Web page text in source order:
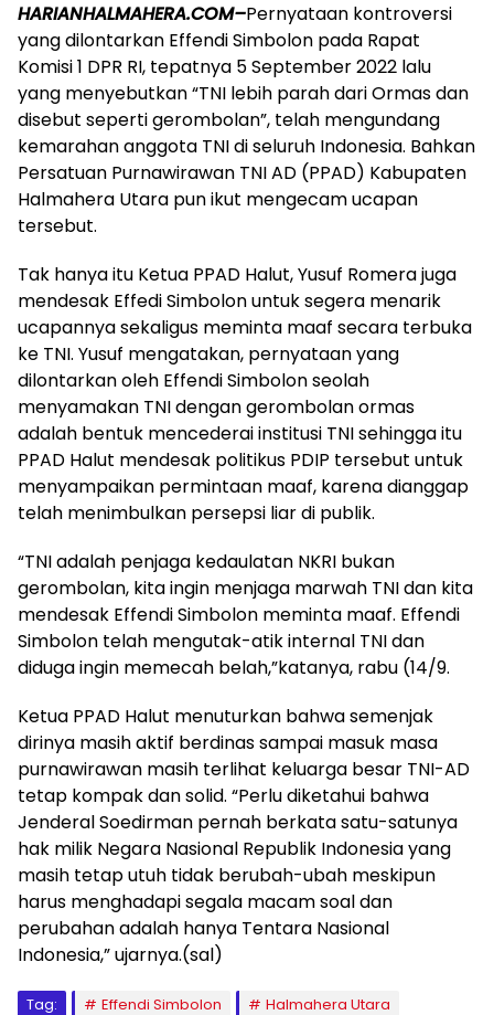
HARIANHALMAHERA.COM–Pernyataan kontroversi
yang dilontarkan Effendi Simbolon pada Rapat
Komisi 1 DPR RI, tepatnya 5 September 2022 lalu
yang menyebutkan “TNI lebih parah dari Ormas dan
disebut seperti gerombolan”, telah mengundang
kemarahan anggota TNI di seluruh Indonesia. Bahkan
Persatuan Purnawirawan TNI AD (PPAD) Kabupaten
Halmahera Utara pun ikut mengecam ucapan
tersebut.
Tak hanya itu Ketua PPAD Halut, Yusuf Romera juga
mendesak Effedi Simbolon untuk segera menarik
ucapannya sekaligus meminta maaf secara terbuka
ke TNI. Yusuf mengatakan, pernyataan yang
dilontarkan oleh Effendi Simbolon seolah
menyamakan TNI dengan gerombolan ormas
adalah bentuk mencederai institusi TNI sehingga itu
PPAD Halut mendesak politikus PDIP tersebut untuk
menyampaikan permintaan maaf, karena dianggap
telah menimbulkan persepsi liar di publik.
“TNI adalah penjaga kedaulatan NKRI bukan
gerombolan, kita ingin menjaga marwah TNI dan kita
mendesak Effendi Simbolon meminta maaf. Effendi
Simbolon telah mengutak-atik internal TNI dan
diduga ingin memecah belah,”katanya, rabu (14/9.
Ketua PPAD Halut menuturkan bahwa semenjak
dirinya masih aktif berdinas sampai masuk masa
purnawirawan masih terlihat keluarga besar TNI-AD
tetap kompak dan solid. “Perlu diketahui bahwa
Jenderal Soedirman pernah berkata satu-satunya
hak milik Negara Nasional Republik Indonesia yang
masih tetap utuh tidak berubah-ubah meskipun
harus menghadapi segala macam soal dan
perubahan adalah hanya Tentara Nasional
Indonesia,” ujarnya.(sal)
Tag: Effendi Simbolon Halmahera Utara